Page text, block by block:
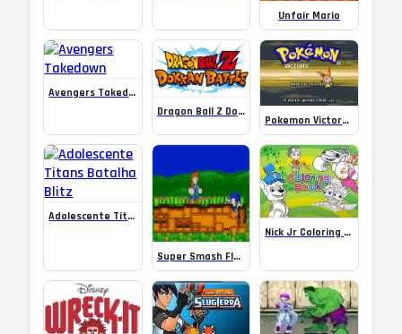
Unfair Mario
Avengers Takedown
Dragon Ball Z Dokkan Battle
Pokemon Victory Fire
Adolescente Titans Batalha Blitz
Super Smash Flash Hacked
Nick Jr Coloring Book